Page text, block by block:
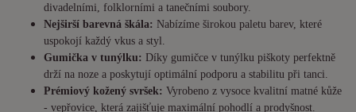
divadelními, folklorními a tanečními soubory.
Nejširší barevná škála: Nabízíme širokou paletu barev, které
uspokojí každý vkus a styl.
Gumička v tunýlku: Díky gumičce v tunýlku piškoty perfektně
drží na noze a poskytují optimální podporu a stabilitu při tanci.
Prémiový kožený svršek: Vyrobeno z vysoce kvalitní matné kůže
- vepřovice, která zajišťuje maximální pohodlí a prodyšnost.